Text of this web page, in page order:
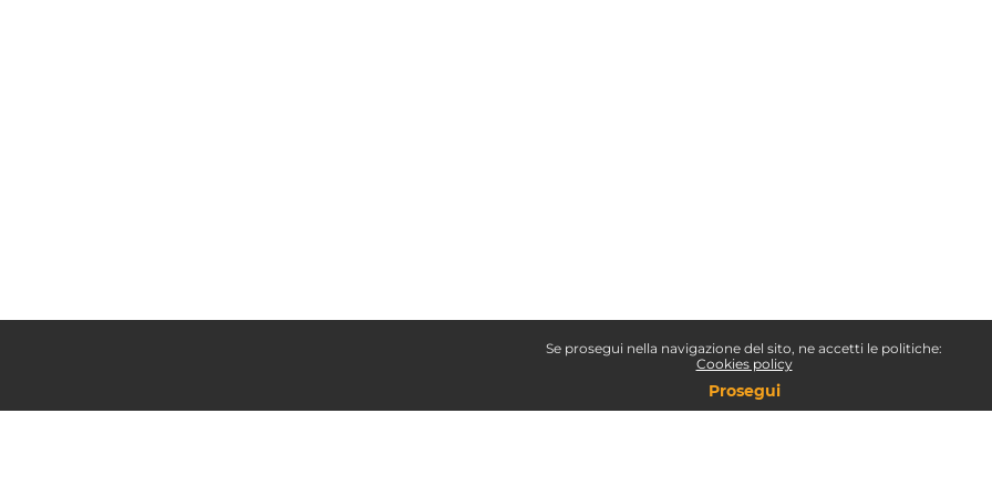
Se prosegui nella navigazione del sito, ne accetti le politiche:
Cookies policy
Prosegui